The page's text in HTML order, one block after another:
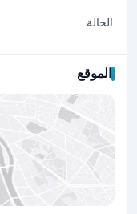
الحالة
الموقع